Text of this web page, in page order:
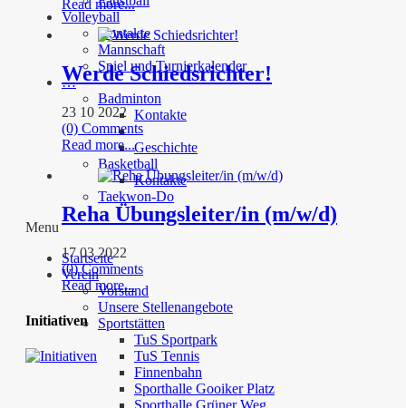
Volleyball
Kontakte
Mannschaft
Spiel und Turnierkalender
…
Badminton
Kontakte
Geschichte
Basketball
Kontakte
Taekwon-Do
Menu
Startseite
Verein
Vorstand
Unsere Stellenangebote
Sportstätten
TuS Sportpark
TuS Tennis
Finnenbahn
Sporthalle Gooiker Platz
Sporthalle Grüner Weg
Read more...
Werde Schiedsrichter!
23 10 2022
(0) Comments
Read more...
Reha Übungsleiter/in (m/w/d)
17 03 2022
(0) Comments
Read more...
Initiativen